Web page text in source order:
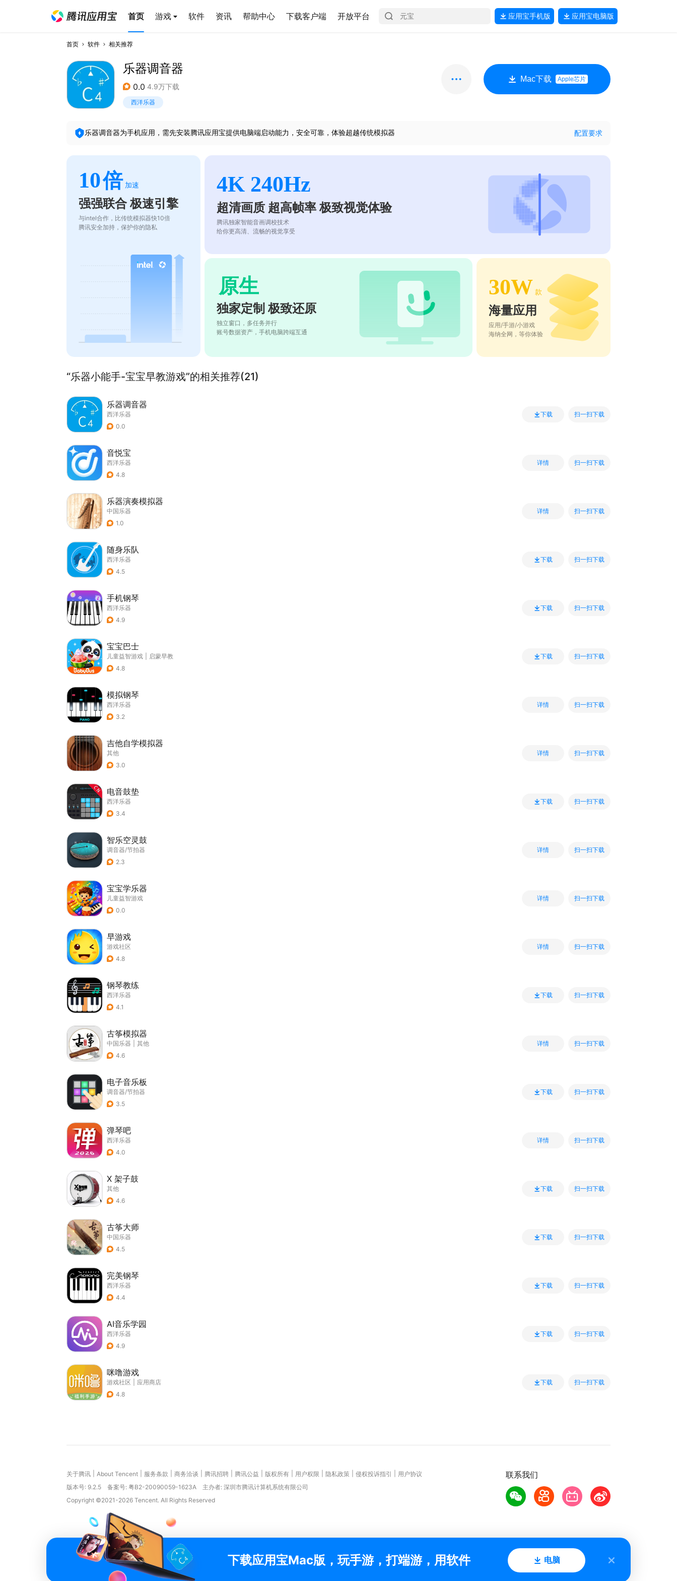
首页 游戏 软件 资讯 帮助中心 下载客户端 开放平台 应用宝手机版 应用宝电脑版
首页 软件 相关推荐
乐器调音器
0.0 4.9万下载
西洋乐器
Mac下载 Apple芯片
乐器调音器为手机应用，需先安装腾讯应用宝提供电脑端启动能力，安全可靠，体验超越传统模拟器 配置要求
10倍 加速
强强联合 极速引擎
与intel合作，比传统模拟器快10倍
腾讯安全加持，保护你的隐私
4K 240Hz
超清画质 超高帧率 极致视觉体验
腾讯独家智能音画调校技术
给你更高清、流畅的视觉享受
原生
独家定制 极致还原
独立窗口，多任务并行
账号数据资产，手机电脑跨端互通
30W 款
海量应用
应用/手游/小游戏
海纳全网，等你体验
“乐器小能手-宝宝早教游戏”的相关推荐(21)
乐器调音器
西洋乐器
0.0
下载 扫一扫下载
音悦宝
西洋乐器
4.8
详情 扫一扫下载
乐器演奏模拟器
中国乐器
1.0
详情 扫一扫下载
随身乐队
西洋乐器
4.5
下载 扫一扫下载
手机钢琴
西洋乐器
4.9
下载 扫一扫下载
宝宝巴士
儿童益智游戏
启蒙早教
4.8
下载 扫一扫下载
模拟钢琴
西洋乐器
3.2
详情 扫一扫下载
吉他自学模拟器
其他
3.0
详情 扫一扫下载
电音鼓垫
西洋乐器
3.4
下载 扫一扫下载
智乐空灵鼓
调音器/节拍器
2.3
详情 扫一扫下载
宝宝学乐器
儿童益智游戏
0.0
详情 扫一扫下载
早游戏
游戏社区
4.8
详情 扫一扫下载
钢琴教练
西洋乐器
4.1
下载 扫一扫下载
古筝模拟器
中国乐器
其他
4.6
详情 扫一扫下载
电子音乐板
调音器/节拍器
3.5
下载 扫一扫下载
弹琴吧
西洋乐器
4.0
详情 扫一扫下载
X 架子鼓
其他
4.6
下载 扫一扫下载
古筝大师
中国乐器
4.5
下载 扫一扫下载
完美钢琴
西洋乐器
4.4
下载 扫一扫下载
AI音乐学园
西洋乐器
4.9
下载 扫一扫下载
咪噜游戏
游戏社区
应用商店
4.8
下载 扫一扫下载
联系我们
关于腾讯 About Tencent 服务条款 商务洽谈 腾讯招聘 腾讯公益 版权所有 用户权限 隐私政策 侵权投诉指引
用户协议
版本号: 9.2.5 备案号: 粤B2-20090059-1623A
主办者: 深圳市腾讯计算机系统有限公司
Copyright ©2021-2026 Tencent. All Rights Reserved
下载应用宝Mac版，玩手游，打端游，用软件 电脑